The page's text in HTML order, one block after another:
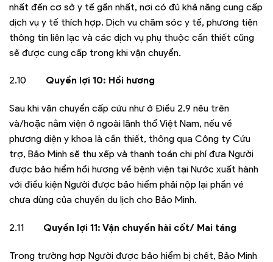
nhất đến cơ sở y tế gần nhất, nơi có đủ khả năng cung cấp
dịch vụ y tế thích hợp. Dịch vụ chăm sóc y tế, phương tiện
thông tin liên lạc và các dịch vụ phụ thuộc cần thiết cũng
sẽ được cung cấp trong khi vận chuyển.
2.10 Quyền lợi 10: Hồi hương
Sau khi vận chuyển cấp cứu như ở Điều 2.9 nêu trên
và/hoặc nằm viện ở ngoài lãnh thổ Việt Nam, nếu về
phương diện y khoa là cần thiết, thông qua Công ty Cứu
trợ, Bảo Minh sẽ thu xếp và thanh toán chi phí đưa Người
được bảo hiểm hồi hương về bệnh viện tại Nước xuất hành
với điều kiện Người được bảo hiểm phải nộp lại phần vé
chưa dùng của chuyến du lịch cho Bảo Minh.
2.11 Quyền lợi 11: Vận chuyển hài cốt/ Mai táng
Trong trường hợp Người được bảo hiểm bị chết, Bảo Minh